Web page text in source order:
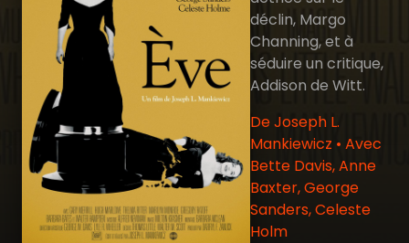
déclin, Margo
Channing, et à
séduire un critique,
Addison de Witt.
De Joseph L.
Mankiewicz • Avec
Bette Davis, Anne
Baxter, George
Sanders, Celeste
Holm